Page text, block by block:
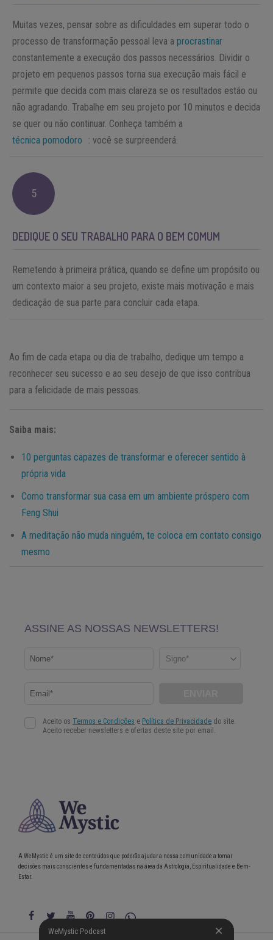
Muitas vezes, pensar sobre as dificuldades em superar todo o
processo de transformação pessoal leva a procrastinar
constantemente a execução dos passos necessários. Dividir o
projeto em pequenos passos torna sua execução mais fácil e
permite que decida com mais clareza se os resultados estão ou
não agradando. Trabalhe em seu projeto por 10 minutos e decida
se quer ou não continuar. Conheça também a
técnica pomodoro
: você se surpreenderá.
5
DEDIQUE O SEU TRABALHO PARA O BEM COMUM
Remetendo à primeira prática, quando se define um propósito ou
um contexto maior a seu projeto, existe mais motivação e mais
dedicação de sua parte para concluir cada etapa.
Ao fim de cada etapa ou dia de trabalho, dedique um tempo a
reconhecer seu sucesso e ao seu desejo de que isso contribua
para a felicidade de mais pessoas.
Saiba mais:
10 perguntas capazes de transformar e oferecer sentido à
própria vida
Como transformar sua casa em um ambiente próspero com
Feng Shui
A meditação não muda ninguém, te coloca em contato consigo
mesmo
WeMystic Podcast
A WeMystic é um site de conteúdos que poderão ajudar a nossa comunidade a tomar
decisões mais conscientes e fundamentadas na área da Astrologia, Espiritualidade e Bem-
Estar.
WeMystic Podcast